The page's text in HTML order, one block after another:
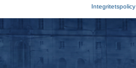
Integritetspolicy